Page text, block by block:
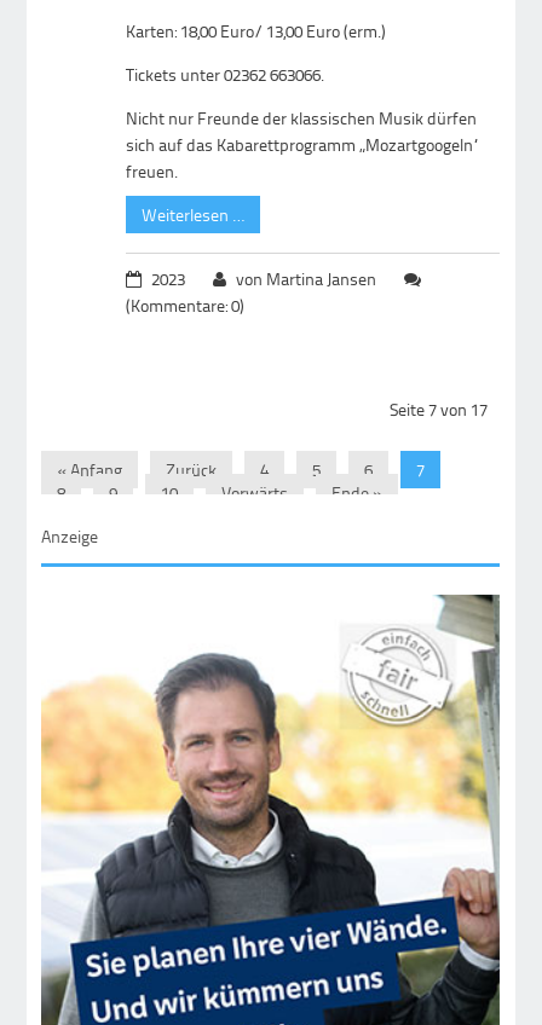
Karten: 18,00 Euro/ 13,00 Euro (erm.)
Tickets unter 02362 663066.
Nicht nur Freunde der klassischen Musik dürfen
sich auf das Kabarettprogramm „Mozartgoogeln“
freuen.
Weiterlesen …
2023
von Martina Jansen
(Kommentare: 0)
Seite 7 von 17
« Anfang Zurück 4 5 6
7
8
9 10 Vorwärts
Ende »
Anzeige